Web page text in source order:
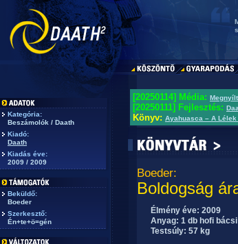
Kategória:
Beszámolók / Daath
Kiadó:
Daath
Kiadás éve:
2009 / 2009
Beküldő:
Boeder
Szerkesztő:
Én+te+ö=gén
[20250114] Média:
[20250111] Fejlesztés:
Könyv: Ayahuasca – A Lélek
Boeder:
Boldogság
Élmény éve: 2009
Anyag: 1 db hofi bácsi
Testsúly: 57 kg